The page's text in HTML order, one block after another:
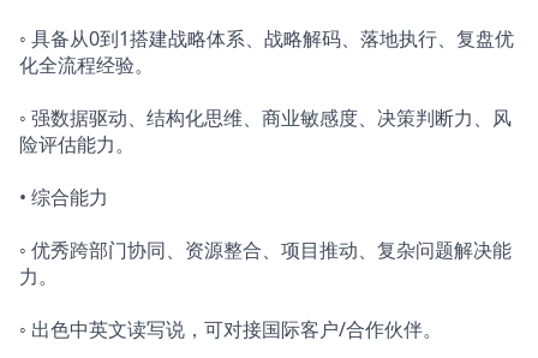
◦ 具备从0到1搭建战略体系、战略解码、落地执行、复盘优
化全流程经验。
◦ 强数据驱动、结构化思维、商业敏感度、决策判断力、风
险评估能力。
• 综合能力
◦ 优秀跨部门协同、资源整合、项目推动、复杂问题解决能
力。
◦ 出色中英文读写说，可对接国际客户/合作伙伴。